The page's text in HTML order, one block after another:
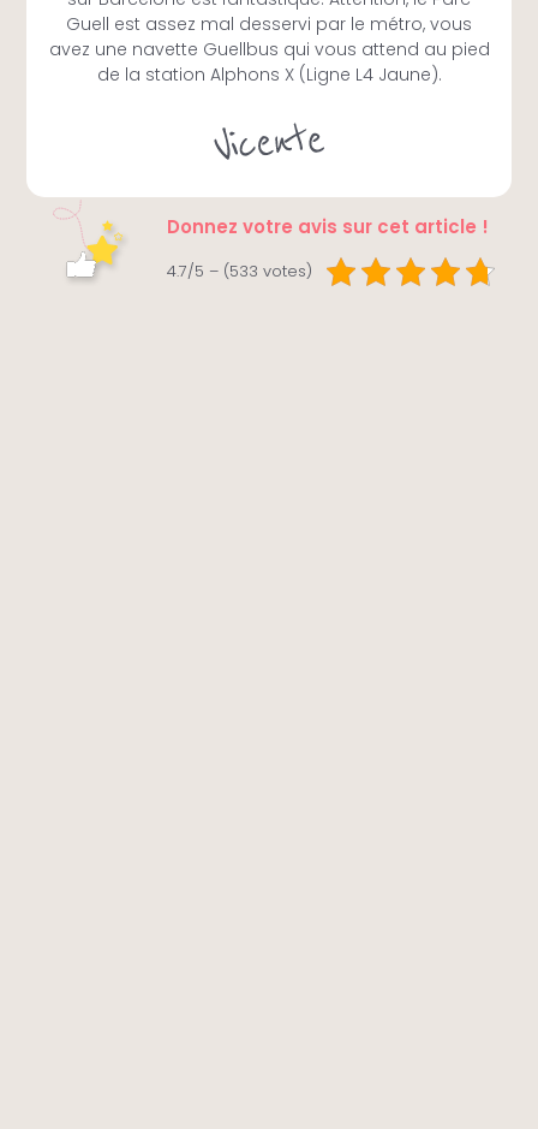
Guell est assez mal desservi par le métro, vous
avez une navette Guellbus qui vous attend au pied
de la station Alphons X (Ligne L4 Jaune).
Donnez votre avis sur cet article !
4.7/5 – (533 votes)